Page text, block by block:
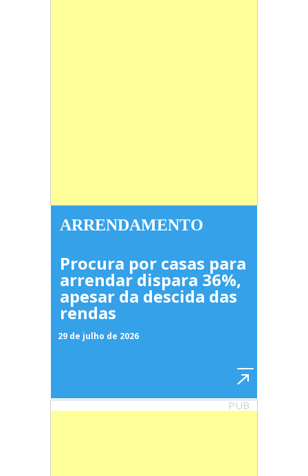
ARRENDAMENTO
Procura por casas para
arrendar dispara 36%,
apesar da descida das
rendas
29 de julho de 2026
PUB